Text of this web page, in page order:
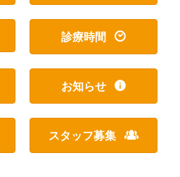
診療時間
お知らせ
スタッフ募集